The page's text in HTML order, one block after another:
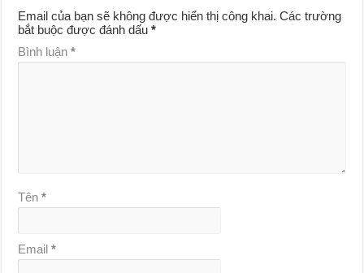
Email của bạn sẽ không được hiển thị công khai. Các trường
bắt buộc được đánh dấu*
Bình luận*
Tên*
Email*